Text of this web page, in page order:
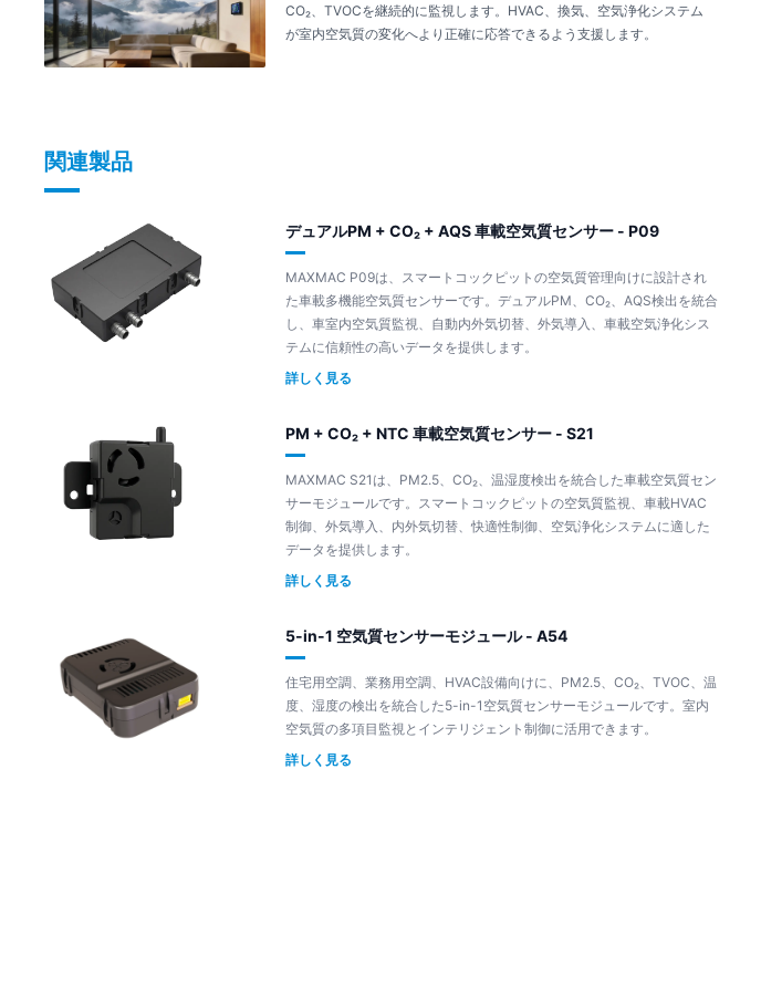
CO₂、TVOCを継続的に監視します。HVAC、換気、空気浄化システム
が室内空気質の変化へより正確に応答できるよう支援します。
関連製品
デュアルPM + CO₂ + AQS 車載空気質センサー - P09
MAXMAC P09は、スマートコックピットの空気質管理向けに設計され
た車載多機能空気質センサーです。デュアルPM、CO₂、AQS検出を統合
し、車室内空気質監視、自動内外気切替、外気導入、車載空気浄化シス
テムに信頼性の高いデータを提供します。
詳しく見る
PM + CO₂ + NTC 車載空気質センサー - S21
MAXMAC S21は、PM2.5、CO₂、温湿度検出を統合した車載空気質セン
サーモジュールです。スマートコックピットの空気質監視、車載HVAC
制御、外気導入、内外気切替、快適性制御、空気浄化システムに適した
データを提供します。
詳しく見る
5-in-1 空気質センサーモジュール - A54
住宅用空調、業務用空調、HVAC設備向けに、PM2.5、CO₂、TVOC、温
度、湿度の検出を統合した5-in-1空気質センサーモジュールです。室内
空気質の多項目監視とインテリジェント制御に活用できます。
詳しく見る